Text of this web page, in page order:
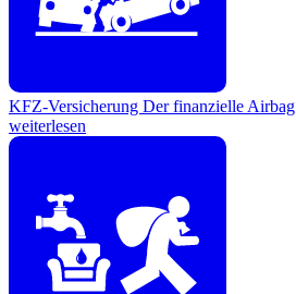
KFZ-Versicherung Der finanzielle Airbag
weiterlesen